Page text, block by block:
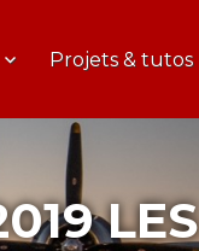
Projets & tutos
LES